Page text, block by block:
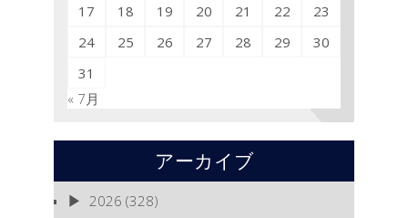
17
18 19 20 21 22
23
24
25 26 27 28 29
30
31
« 7月
アーカイブ
2026 (328)